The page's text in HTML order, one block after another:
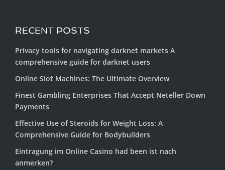
RECENT POSTS
Privacy tools for navigating darknet markets A
comprehensive guide for darknet users
Online Slot Machines: The Ultimate Overview
Finest Gambling Enterprises That Accept Neteller Down
Payments
Effective Use of Steroids for Weight Loss: A
Comprehensive Guide for Bodybuilders
Eintragung im Online Casino had been ist nach
anmerken?